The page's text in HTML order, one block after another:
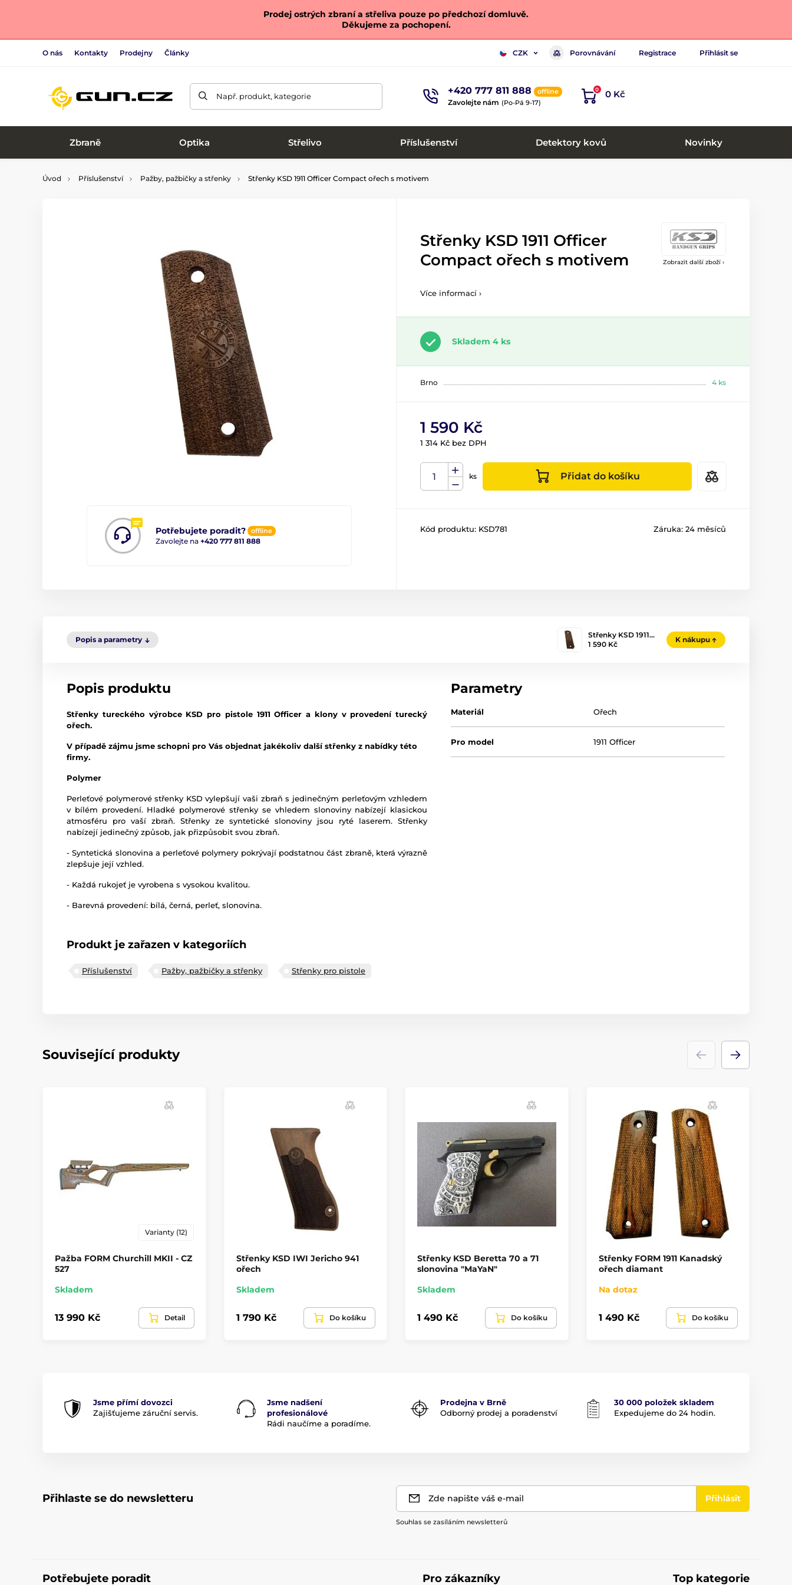
Prodej ostrých zbraní a střeliva pouze po předchozí domluvě.
Děkujeme za pochopení.
O nás Kontakty Prodejny Články CZK Porovnávání Registrace Přihlásit se
Např. produkt, kategorie +420 777 811 888 offline
Zavolejte nám (Po-Pá 9-17)
0 0 Kč
Zbraně Optika Střelivo Příslušenství Detektory kovů Novinky
Úvod Příslušenství Pažby, pažbičky a střenky Střenky KSD 1911 Officer Compact ořech s motivem
Zobrazit další zboží ›
Potřebujete poradit? offline
Zavolejte na +420 777 811 888
Střenky KSD 1911 Officer
Compact ořech s motivem
Více informací ›
Skladem 4 ks
Brno 4 ks
1 590 Kč
1 314 Kč bez DPH
ks Přidat do košíku
Kód produktu: KSD781 Záruka: 24 měsíců
Popis a parametry
Střenky KSD 1911…
1 590 Kč
K nákupu
Popis produktu
Střenky tureckého výrobce KSD pro pistole 1911 Officer a klony v provedení turecký
ořech.
V případě zájmu jsme schopni pro Vás objednat jakékoliv další střenky z nabídky této
firmy.
Polymer
Perleťové polymerové střenky KSD vylepšují vaši zbraň s jedinečným perleťovým vzhledem
v bílém provedení. Hladké polymerové střenky se vhledem slonoviny nabízejí klasickou
atmosféru pro vaší zbraň. Střenky ze syntetické slonoviny jsou ryté laserem. Střenky
nabízejí jedinečný způsob, jak přizpůsobit svou zbraň.
- Syntetická slonovina a perleťové polymery pokrývají podstatnou část zbraně, která výrazně
zlepšuje její vzhled.
- Každá rukojeť je vyrobena s vysokou kvalitou.
- Barevná provedení: bílá, černá, perleť, slonovina.
Produkt je zařazen v kategoriích
Příslušenství Pažby, pažbičky a střenky Střenky pro pistole
Parametry
Materiál Ořech
Pro model 1911 Officer
Související produkty
Varianty (12)
Pažba FORM Churchill MKII - CZ
527
Skladem
13 990 Kč Detail
Střenky KSD IWI Jericho 941
ořech
Skladem
1 790 Kč Do košíku
Střenky KSD Beretta 70 a 71
slonovina "MaYaN"
Skladem
1 490 Kč Do košíku
Střenky FORM 1911 Kanadský
ořech diamant
Na dotaz
1 490 Kč Do košíku
Jsme přímí dovozci
Zajišťujeme záruční servis.
Jsme nadšení
profesionálové
Rádi naučíme a poradíme.
Prodejna v Brně
Odborný prodej a poradenství
30 000 položek skladem
Expedujeme do 24 hodin.
Přihlaste se do newsletteru Zde napište váš e-mail Přihlásit
Souhlas se zasíláním newsletterů
Potřebujete poradit Pro zákazníky Top kategorie